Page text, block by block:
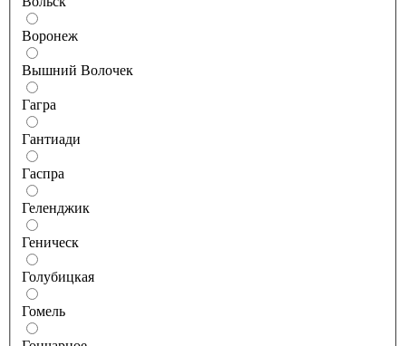
Воронеж
Вышний Волочек
Гагра
Гантиади
Гаспра
Геленджик
Геническ
Голубицкая
Гомель